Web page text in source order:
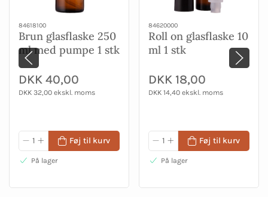
84618100
Brun glasflaske 250
ml med pumpe 1 stk
DKK 40,00
DKK 32,00 ekskl. moms
Føj til kurv
På lager
84620000
Roll on glasflaske 10
ml 1 stk
DKK 18,00
DKK 14,40 ekskl. moms
Føj til kurv
På lager